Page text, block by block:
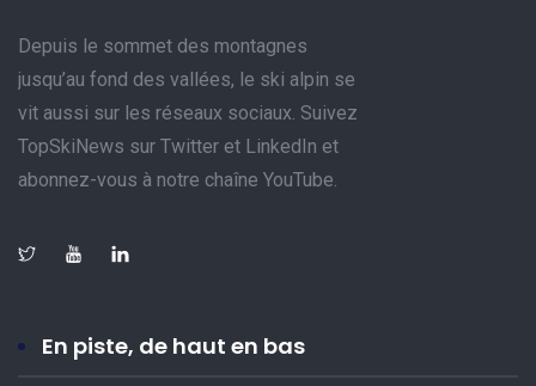
Depuis le sommet des montagnes
jusqu’au fond des vallées, le ski alpin se
vit aussi sur les réseaux sociaux. Suivez
TopSkiNews sur Twitter et LinkedIn et
abonnez-vous à notre chaîne YouTube.
En piste, de haut en bas